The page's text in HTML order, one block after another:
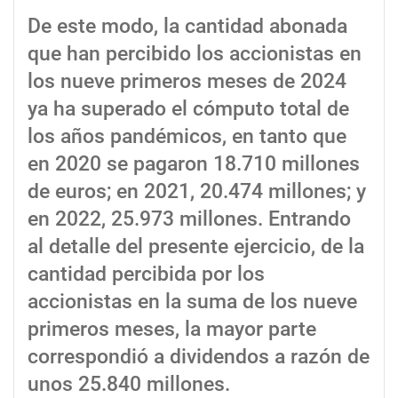
De este modo, la cantidad abonada
que han percibido los accionistas en
los nueve primeros meses de 2024
ya ha superado el cómputo total de
los años pandémicos, en tanto que
en 2020 se pagaron 18.710 millones
de euros; en 2021, 20.474 millones; y
en 2022, 25.973 millones. Entrando
al detalle del presente ejercicio, de la
cantidad percibida por los
accionistas en la suma de los nueve
primeros meses, la mayor parte
correspondió a dividendos a razón de
unos 25.840 millones.